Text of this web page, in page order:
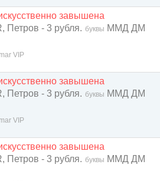
завышена
Петров - 3 рубля. буквы ММД ДМ
VIP
завышена
Петров - 3 рубля. буквы ММД ДМ
VIP
завышена
Петров - 3 рубля. буквы ММД ДМ